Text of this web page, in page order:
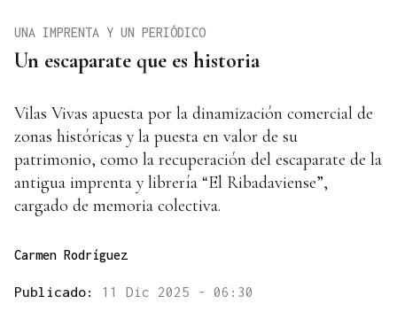
Un escaparate que es historia
UNA IMPRENTA Y UN PERIÓDICO
Vilas Vivas apuesta por la dinamización comercial de
zonas históricas y la puesta en valor de su
patrimonio, como la recuperación del escaparate de la
antigua imprenta y librería “El Ribadaviense”,
cargado de memoria colectiva.
Carmen Rodríguez
Publicado: 11 Dic 2025 - 06:30